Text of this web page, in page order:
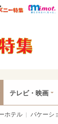
ママ* ウレぴ
テレビ・映画
ホテル バケーシ